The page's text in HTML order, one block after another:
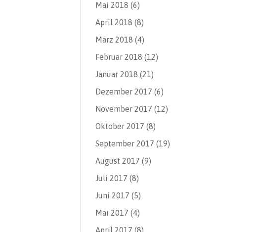
Mai 2018 (6)
April 2018 (8)
März 2018 (4)
Februar 2018 (12)
Januar 2018 (21)
Dezember 2017 (6)
November 2017 (12)
Oktober 2017 (8)
September 2017 (19)
August 2017 (9)
Juli 2017 (8)
Juni 2017 (5)
Mai 2017 (4)
April 2017 (8)